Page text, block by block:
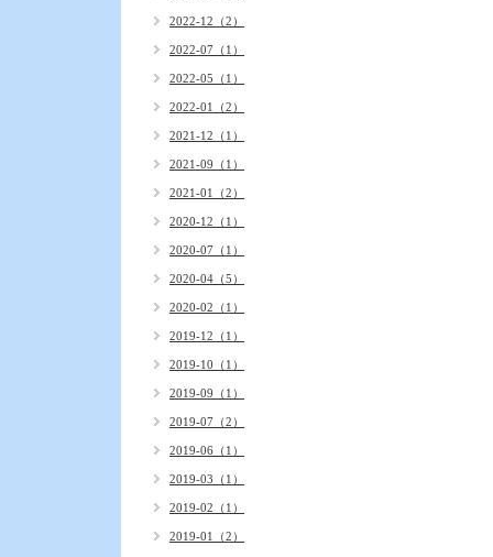
2022-12（2）
2022-07（1）
2022-05（1）
2022-01（2）
2021-12（1）
2021-09（1）
2021-01（2）
2020-12（1）
2020-07（1）
2020-04（5）
2020-02（1）
2019-12（1）
2019-10（1）
2019-09（1）
2019-07（2）
2019-06（1）
2019-03（1）
2019-02（1）
2019-01（2）